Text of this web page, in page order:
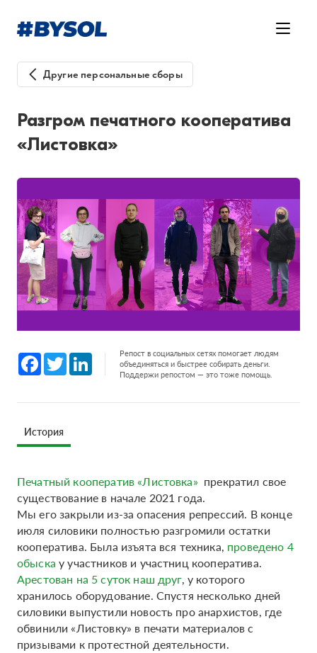
Другие персональные сборы
Разгром печатного кооператива
«Листовка»
Facebook
Twitter LinkedInРепост в социальных сетях помогает людям
объединяться и быстрее собирать деньги.
Поддержи репостом — это тоже помощь.
История
Печатный кооператив «Листовка» прекратил свое
существование в начале 2021 года.
Мы его закрыли из-за опасения репрессий. В конце
июля силовики полностью разгромили остатки
кооператива. Была изъята вся техника, проведено 4
обыска у участников и участниц кооператива.
Арестован на 5 суток наш друг, у которого
хранилось оборудование. Спустя несколько дней
силовики выпустили новость про анархистов, где
обвинили «Листовку» в печати материалов с
призывами к протестной деятельности.